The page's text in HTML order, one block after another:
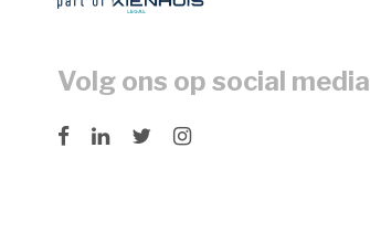
Volg ons op social media